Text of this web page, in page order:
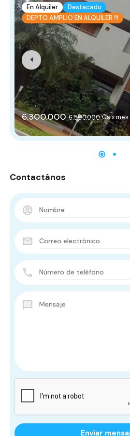
En Alquiler
Destacado
DEPTO AMPLIO EN ALQUILER !!!
6.300.000 6.500.000 Gs x mes.
Contactános